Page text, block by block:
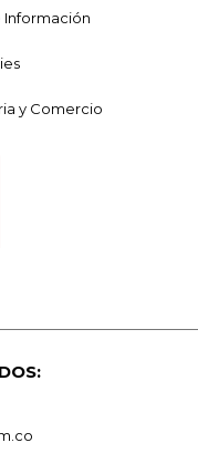
Información
y Comercio